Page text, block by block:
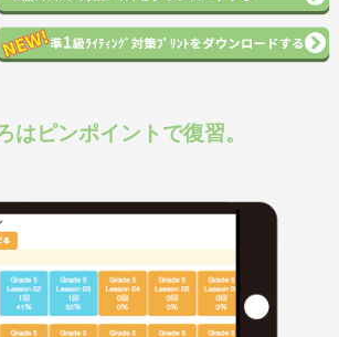
はピンポイントで復習。